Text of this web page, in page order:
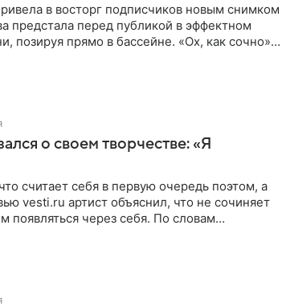
в восторг подписчиков новым снимком
предстала перед публикой в эффектном
позируя прямо в бассейне. «Ох, как сочно»,
о своем творчестве: «Я
считает себя в первую очередь поэтом, а
vesti.ru артист объяснил, что не сочиняет
появляться через себя. По словам